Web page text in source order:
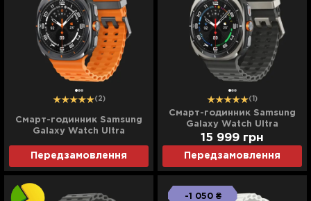
(2)
Смарт-годинник Samsung
Galaxy Watch Ultra
Передзамовлення
(1)
Смарт-годинник Samsung
Galaxy Watch Ultra
(Titanium Silver) (Standard)
Передзамовлення
15 999 грн
-1 050 ₴